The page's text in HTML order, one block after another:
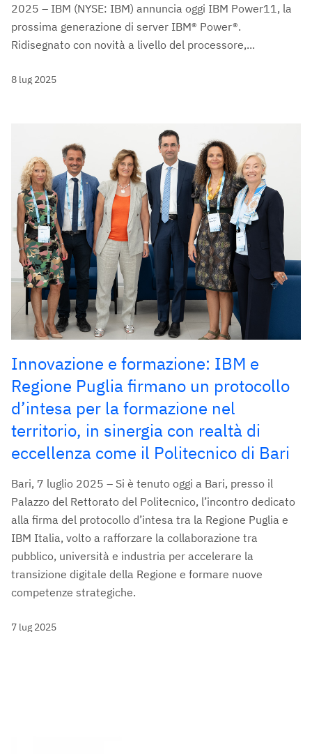
2025 – IBM (NYSE: IBM) annuncia oggi IBM Power11, la
prossima generazione di server IBM® Power®.
Ridisegnato con novità a livello del processore,...
8 lug 2025
Innovazione e formazione: IBM e
Regione Puglia firmano un protocollo
d’intesa per la formazione nel
territorio, in sinergia con realtà di
eccellenza come il Politecnico di Bari
Bari, 7 luglio 2025 – Si è tenuto oggi a Bari, presso il
Palazzo del Rettorato del Politecnico, l’incontro dedicato
alla firma del protocollo d’intesa tra la Regione Puglia e
IBM Italia, volto a rafforzare la collaborazione tra
pubblico, università e industria per accelerare la
transizione digitale della Regione e formare nuove
competenze strategiche.
7 lug 2025